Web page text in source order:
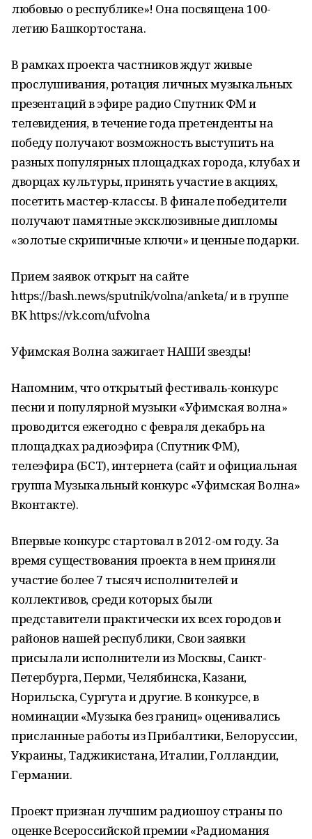
любовью о республике»! Она посвящена 100-
летию Башкортостана.
В рамках проекта частников ждут живые
прослушивания, ротация личных музыкальных
презентаций в эфире радио Спутник ФМ и
телевидения, в течение года претенденты на
победу получают возможность выступить на
разных популярных площадках города, клубах и
дворцах культуры, принять участие в акциях,
посетить мастер-классы. В финале победители
получают памятные эксклюзивные дипломы
«золотые скрипичные ключи» и ценные подарки.
Прием заявок открыт на сайте
https://bash.news/sputnik/volna/anketa/ и в группе
ВК https://vk.com/ufvolna
Уфимская Волна зажигает НАШИ звезды!
Напомним, что открытый фестиваль-конкурс
песни и популярной музыки «Уфимская волна»
проводится ежегодно с февраля декабрь на
площадках радиоэфира (Спутник ФМ),
телеэфира (БСТ), интернета (сайт и официальная
группа Музыкальный конкурс «Уфимская Волна»
Вконтакте).
Впервые конкурс стартовал в 2012-ом году. За
время существования проекта в нем приняли
участие более 7 тысяч исполнителей и
коллективов, среди которых были
представители практически их всех городов и
районов нашей республики, Свои заявки
присылали исполнители из Москвы, Санкт-
Петербурга, Перми, Челябинска, Казани,
Норильска, Сургута и другие. В конкурсе, в
номинации «Музыка без границ» оценивались
присланные работы из Прибалтики, Белоруссии,
Украины, Таджикистана, Италии, Голландии,
Германии.
Проект признан лучшим радиошоу страны по
оценке Всероссийской премии «Радиомания